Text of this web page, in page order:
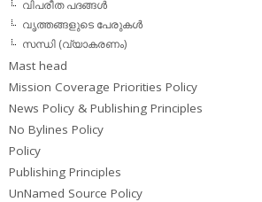
വിപരീത പദങ്ങള്‍
വൃത്തങ്ങളുടെ പേരുകള്‍
സന്ധി (വ്യാകരണം)
Mast head
Mission Coverage Priorities Policy
News Policy & Publishing Principles
No Bylines Policy
Policy
Publishing Principles
UnNamed Source Policy